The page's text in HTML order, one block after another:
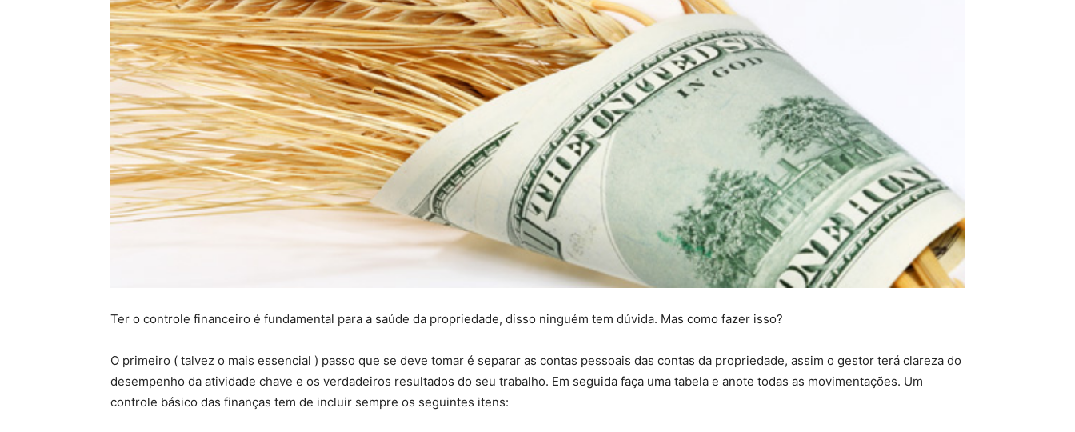
Ter o controle financeiro é fundamental para a saúde da propriedade, disso ninguém tem dúvida. Mas como fazer isso?
O primeiro ( talvez o mais essencial ) passo que se deve tomar é separar as contas pessoais das contas da propriedade, assim o gestor terá clareza do
desempenho da atividade chave e os verdadeiros resultados do seu trabalho. Em seguida faça uma tabela e anote todas as movimentações. Um
controle básico das finanças tem de incluir sempre os seguintes itens: